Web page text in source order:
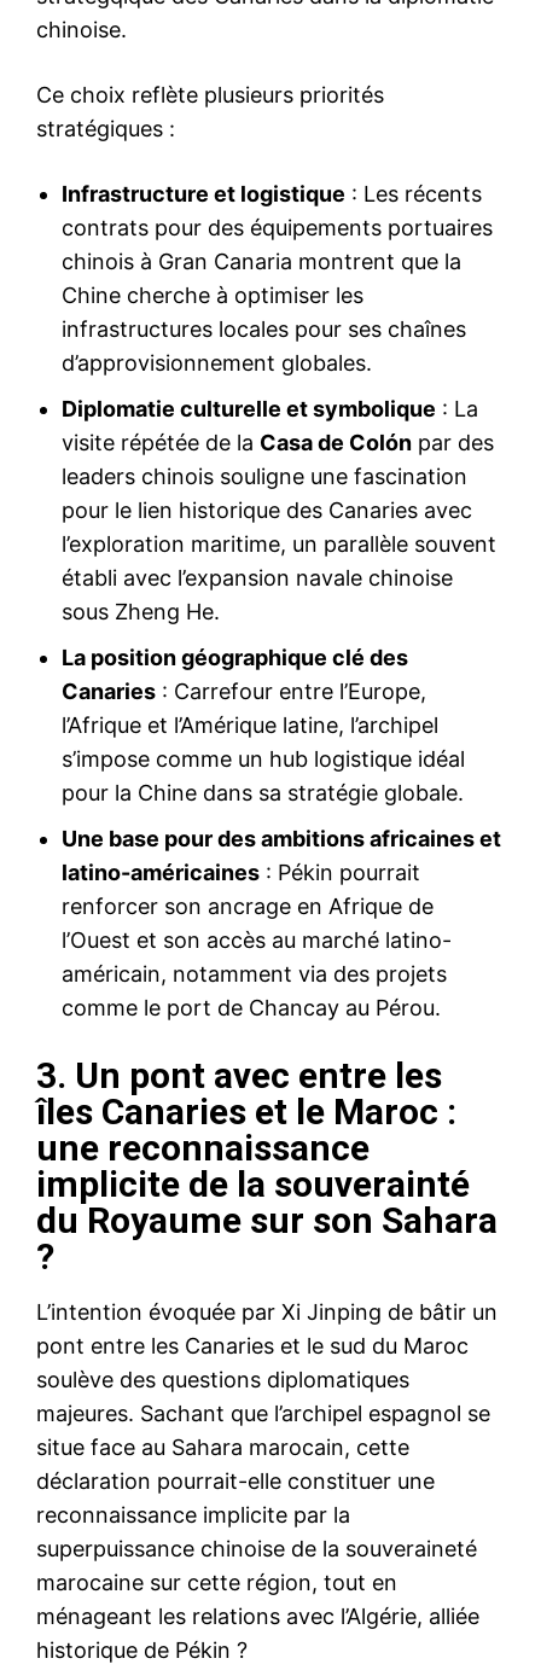
chinoise.
Ce choix reflète plusieurs priorités
stratégiques :
Infrastructure et logistique : Les récents
contrats pour des équipements portuaires
chinois à Gran Canaria montrent que la
Chine cherche à optimiser les
infrastructures locales pour ses chaînes
d’approvisionnement globales.
Diplomatie culturelle et symbolique : La
visite répétée de la Casa de Colón par des
leaders chinois souligne une fascination
pour le lien historique des Canaries avec
l’exploration maritime, un parallèle souvent
établi avec l’expansion navale chinoise
sous Zheng He.
La position géographique clé des
Canaries : Carrefour entre l’Europe,
l’Afrique et l’Amérique latine, l’archipel
s’impose comme un hub logistique idéal
pour la Chine dans sa stratégie globale.
Une base pour des ambitions africaines et
latino-américaines : Pékin pourrait
renforcer son ancrage en Afrique de
l’Ouest et son accès au marché latino-
américain, notamment via des projets
comme le port de Chancay au Pérou.
3. Un pont avec entre les
îles Canaries et le Maroc :
une reconnaissance
implicite de la souverainté
du Royaume sur son Sahara
?
L’intention évoquée par Xi Jinping de bâtir un
pont entre les Canaries et le sud du Maroc
soulève des questions diplomatiques
majeures. Sachant que l’archipel espagnol se
situe face au Sahara marocain, cette
déclaration pourrait-elle constituer une
reconnaissance implicite par la
superpuissance chinoise de la souveraineté
marocaine sur cette région, tout en
ménageant les relations avec l’Algérie, alliée
historique de Pékin ?